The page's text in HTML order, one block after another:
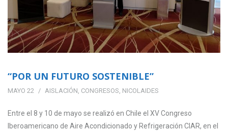
“POR UN FUTURO SOSTENIBLE”
MAYO 22 AISLACIÓN CONGRESOS NICOLAIDES
Entre el 8 y 10 de mayo se realizó en Chile el XV Congreso
Iberoamericano de Aire Acondicionado y Refrigeración CIAR, en el